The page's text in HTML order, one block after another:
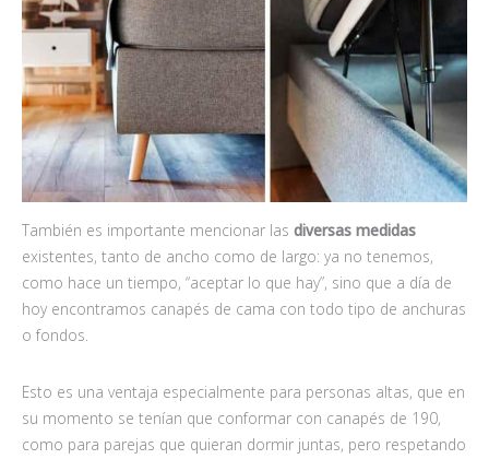
También es importante mencionar las diversas medidas
existentes, tanto de ancho como de largo: ya no tenemos,
como hace un tiempo, “aceptar lo que hay”, sino que a día de
hoy encontramos canapés de cama con todo tipo de anchuras
o fondos.
Esto es una ventaja especialmente para personas altas, que en
su momento se tenían que conformar con canapés de 190,
como para parejas que quieran dormir juntas, pero respetando